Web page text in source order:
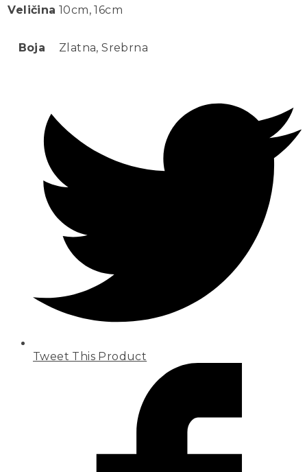
Veličina 10cm, 16cm
Boja Zlatna, Srebrna
Tweet This Product